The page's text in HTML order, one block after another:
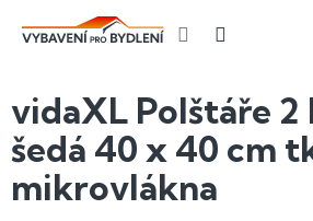
vidaXL Polštáře 2
šedá 40 x 40 cm
mikrovlákna